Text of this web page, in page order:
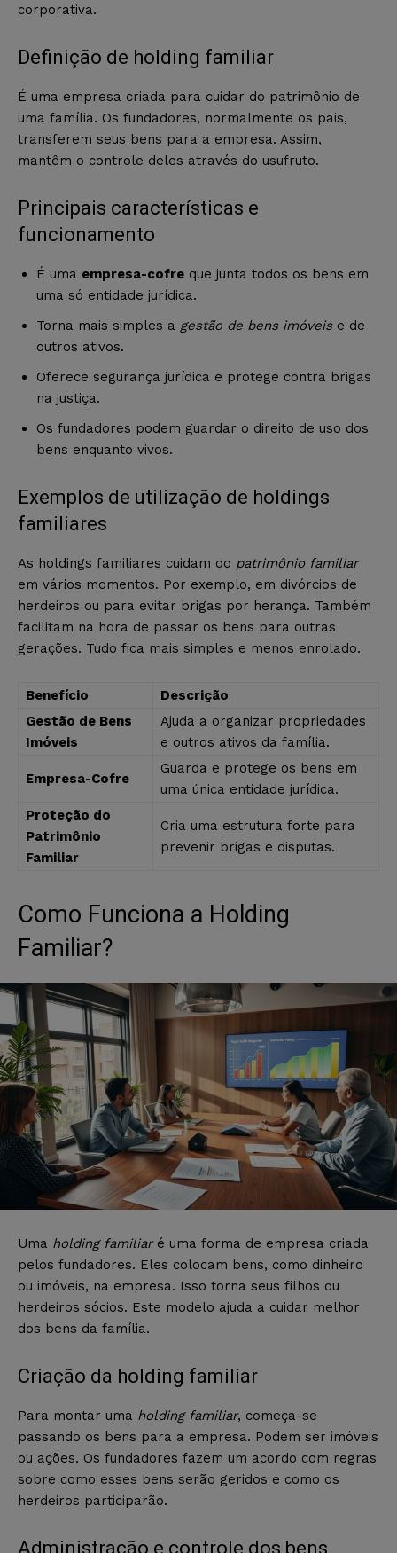
corporativa.
Definição de holding familiar
É uma empresa criada para cuidar do patrimônio de
uma família. Os fundadores, normalmente os pais,
transferem seus bens para a empresa. Assim,
mantêm o controle deles através do usufruto.
Principais características e
funcionamento
É uma empresa-cofre que junta todos os bens em
uma só entidade jurídica.
Torna mais simples a gestão de bens imóveise de
outros ativos.
Oferece segurança jurídica e protege contra brigas
na justiça.
Os fundadores podem guardar o direito de uso dos
bens enquanto vivos.
Exemplos de utilização de holdings
familiares
As holdings familiares cuidam do patrimônio familiar
em vários momentos. Por exemplo, em divórcios de
herdeiros ou para evitar brigas por herança. Também
facilitam na hora de passar os bens para outras
gerações. Tudo fica mais simples e menos enrolado.
Benefício
Descrição
Gestão de Bens
Imóveis
Ajuda a organizar propriedades
e outros ativos da família.
Empresa-Cofre
Guarda e protege os bens em
uma única entidade jurídica.
Proteção do
Patrimônio
Familiar
Cria uma estrutura forte para
prevenir brigas e disputas.
Como Funciona a Holding
Familiar?
Uma holding familiaré uma forma de empresa criada
pelos fundadores. Eles colocam bens, como dinheiro
ou imóveis, na empresa. Isso torna seus filhos ou
herdeiros sócios. Este modelo ajuda a cuidar melhor
dos bens da família.
Criação da holding familiar
Para montar uma holding familiar, começa-se
passando os bens para a empresa. Podem ser imóveis
ou ações. Os fundadores fazem um acordo com regras
sobre como esses bens serão geridos e como os
herdeiros participarão.
Administração e controle dos bens